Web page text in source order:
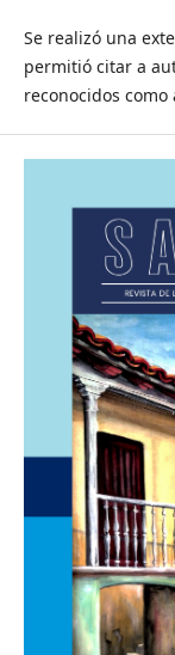
Se realizó una
permitió citar a
reconocidos